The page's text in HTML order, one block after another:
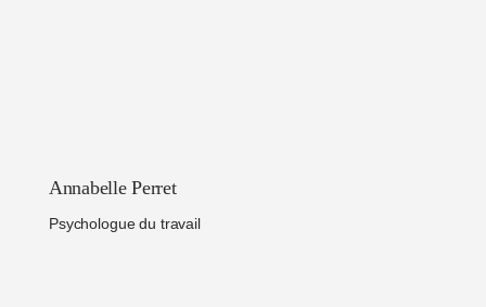
Annabelle Perret
Psychologue du travail